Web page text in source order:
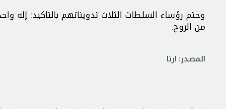
وختم رؤساء السلطات الثلاث تدويناتهم بالتاكيد: إله
من الروح.
المصدر: ارنا